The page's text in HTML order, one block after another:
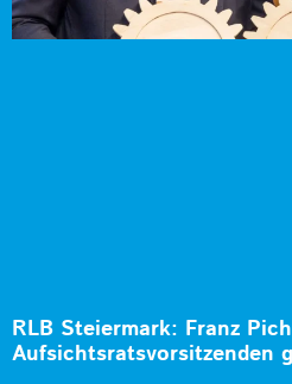
RLB Steiermark: Franz
Aufsichtsratsvorsitzenden